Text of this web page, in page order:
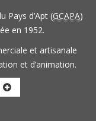
Pays d’Apt (GCAPA)
en 1952.
et artisanale
et d’animation.